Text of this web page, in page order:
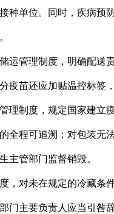
种单位。同时，疾病预
运管理制度，明确配送
疫苗还应加贴温控标签
理制度，规定国家建立
全程可追溯；对包装
主管部门监督销毁。
，对未在规定的冷藏条
门主要负责人应当引咎